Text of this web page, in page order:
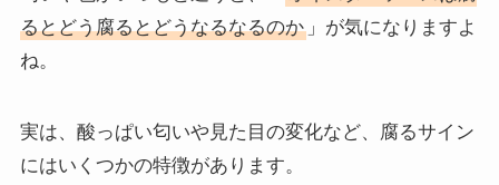
るとどう腐るとどうなるなるのか」が気になりますよ
ね。
実は、酸っぱい匂いや見た目の変化など、腐るサイン
にはいくつかの特徴があります。